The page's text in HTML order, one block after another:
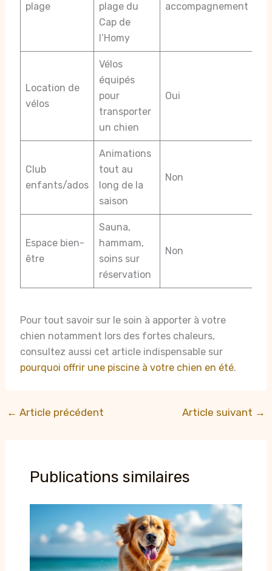
plage
plage du
Cap de
l’Homy
accompagnement
Location de
vélos
Vélos
équipés
pour
transporter
un chien
Oui
Club
enfants/ados
Animations
tout au
long de la
saison
Non
Espace bien-
être
Sauna,
hammam,
soins sur
réservation
Non
Pour tout savoir sur le soin à apporter à votre
chien notamment lors des fortes chaleurs,
consultez aussi cet article indispensable sur
pourquoi offrir une piscine à votre chien en été.
← Article précédent Article suivant →
Publications similaires